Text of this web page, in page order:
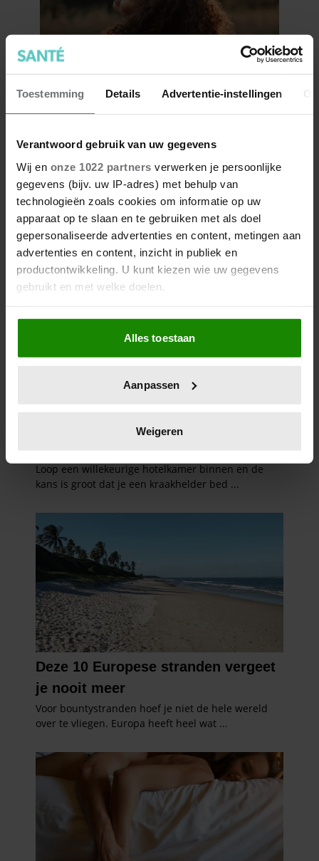
Toestemming Details Advertentie-instellingen
Verantwoord gebruik van uw gegevens
Wij en onze 1022 partners verwerken je persoonlijke
gegevens (bijv. uw IP-adres) met behulp van
technologieën zoals cookies om informatie op uw
apparaat op te slaan en te gebruiken met als doel
gepersonaliseerde advertenties en content, metingen aan
advertenties en content, inzicht in publiek en
productontwikkeling. U kunt kiezen wie uw gegevens
gebruikt en met welke doelen.
Als u het toestaat, willen we ook graag:
Informatie verzamelen over uw geografische
locatie, die tot een paar meter nauwkeurig kan zijn
scannen op specifieke eigenschappen (fingerprinting)
verwerkt en stel uw voorkeuren in het
intrekken in de Cookieverklaring.
personaliseren, om functies voor social media te bieden
en om ons websiteverkeer te analyseren. Ook delen we
informatie over uw gebruik van onze site met onze
partners voor social media, adverteren en analyse. Deze
partners kunnen deze gegevens combineren met andere
informatie die u aan ze heeft verstrekt of die ze hebben
verzameld op basis van uw gebruik van hun services. U
gaat akkoord met onze cookies als u onze website blijft
gebruiken.
Alles toestaan
Aanpassen
Weigeren
beter maken (en weinig tijd
kosten)